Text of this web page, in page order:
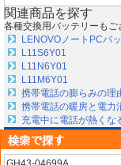
関連商品を探す
各種交換用バッテリーもご
LENOVOノートPCバ
L11S6Y01
L11N6Y01
L11M6Y01
携帯電話の膨らみの理
携帯電話の暖房と電力
充電中に電話が熱くな